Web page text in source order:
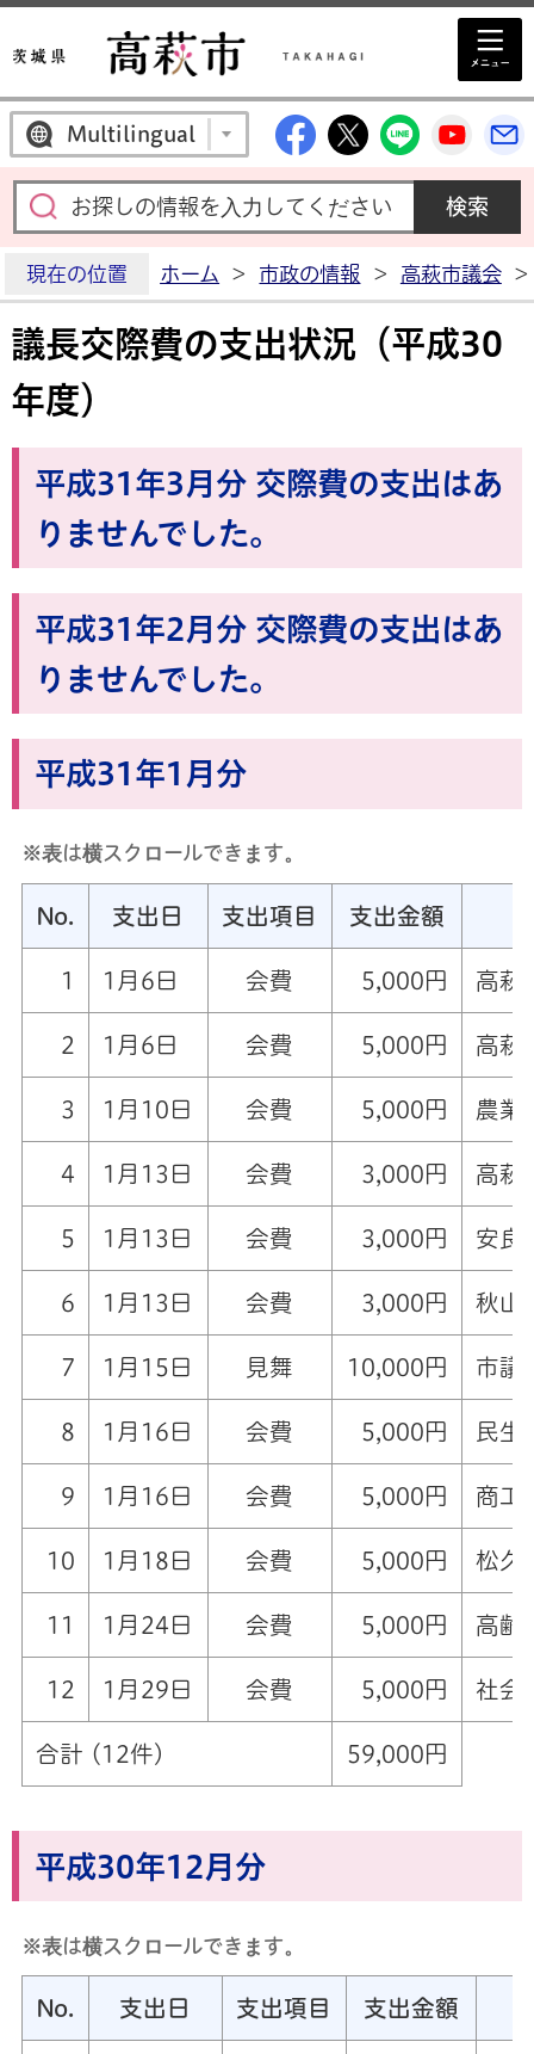
Multilingual 高萩市公式
高萩市公式X
高萩市
高
現在の位置 ホーム > 市政の情報 > 高萩市議会 >
議長交際費の支出状況（平成30
年度）
平成31年3月分 交際費の支出はあ
りませんでした。
平成31年2月分 交際費の支出はあ
りませんでした。
平成31年1月分
※表は横スクロールできます。
No. 支出日 支出項目 支出金額
1 1月6日 会費 5,000円 高萩
2 1月6日 会費 5,000円 高萩
3 1月10日 会費 5,000円 農業
4 1月13日 会費 3,000円 高萩
5 1月13日 会費 3,000円 安良
6 1月13日 会費 3,000円 秋山
7 1月15日 見舞 10,000円 市議
8 1月16日 会費 5,000円 民生
9 1月16日 会費 5,000円 商工
10 1月18日 会費 5,000円 松久
11 1月24日 会費 5,000円 高齢
12 1月29日 会費 5,000円 社会
合計 (12件) 59,000円
平成30年12月分
※表は横スクロールできます。
No. 支出日 支出項目 支出金額